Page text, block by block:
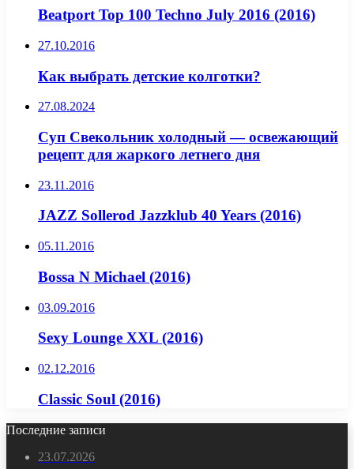
Beatport Top 100 Techno July 2016 (2016)
27.10.2016
Как выбрать детские колготки?
27.08.2024
Суп Свекольник холодный — освежающий
рецепт для жаркого летнего дня
23.11.2016
JAZZ Sollerod Jazzklub 40 Years (2016)
05.11.2016
Bossa N Michael (2016)
03.09.2016
Sexy Lounge XXL (2016)
02.12.2016
Classic Soul (2016)
Последние записи
23.07.2026